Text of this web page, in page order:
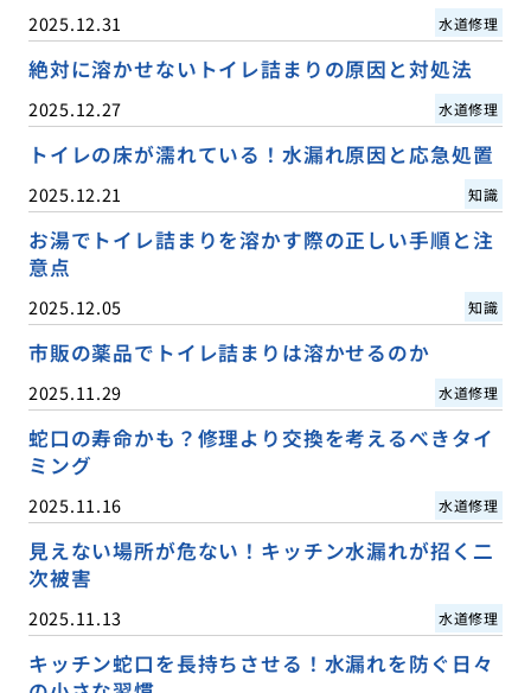
2025.12.31 水道修理
絶対に溶かせないトイレ詰まりの原因と対処法
2025.12.27 水道修理
トイレの床が濡れている！水漏れ原因と応急処置
2025.12.21 知識
お湯でトイレ詰まりを溶かす際の正しい手順と注
意点
2025.12.05 知識
市販の薬品でトイレ詰まりは溶かせるのか
2025.11.29 水道修理
蛇口の寿命かも？修理より交換を考えるべきタイ
ミング
2025.11.16 水道修理
見えない場所が危ない！キッチン水漏れが招く二
次被害
2025.11.13 水道修理
キッチン蛇口を長持ちさせる！水漏れを防ぐ日々